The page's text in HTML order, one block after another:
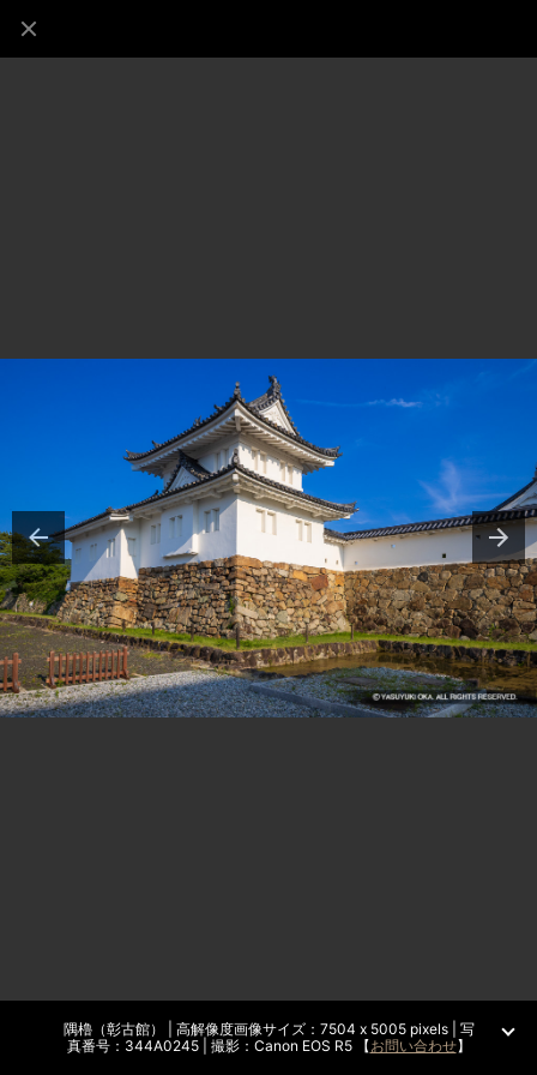
隅櫓（彰古館） | 高解像度画像サイズ：7504 x 5005 pixels | 写
真番号：344A0245 | 撮影：Canon EOS R5 【お問い合わせ】